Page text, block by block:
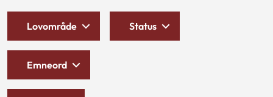
Lovområde Status
Emneord